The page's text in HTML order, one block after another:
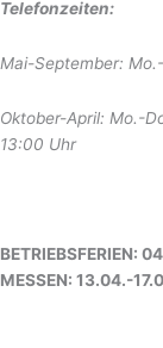
Telefonzeiten:
Mai-September:
Oktober-April: Mo.-
13:00 Uhr
BETRIEBSFERIEN:
MESSEN: 13.04.-